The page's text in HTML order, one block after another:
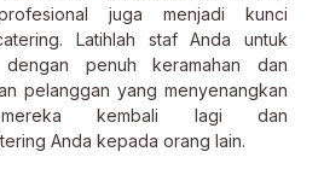
juga menjadi kunci
Latihlah staf Anda untuk
penuh keramahan dan
pelanggan yang menyenangkan
kembali lagi dan
Anda kepada orang lain.